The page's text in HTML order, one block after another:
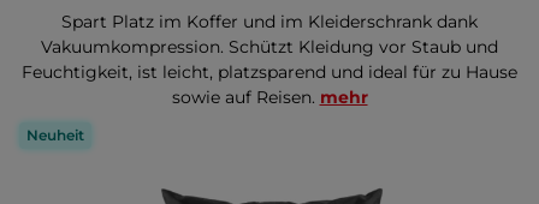
Spart Platz im Koffer und im Kleiderschrank dank
Vakuumkompression. Schützt Kleidung vor Staub und
Feuchtigkeit, ist leicht, platzsparend und ideal für zu Hause
sowie auf Reisen. mehr
Neuheit